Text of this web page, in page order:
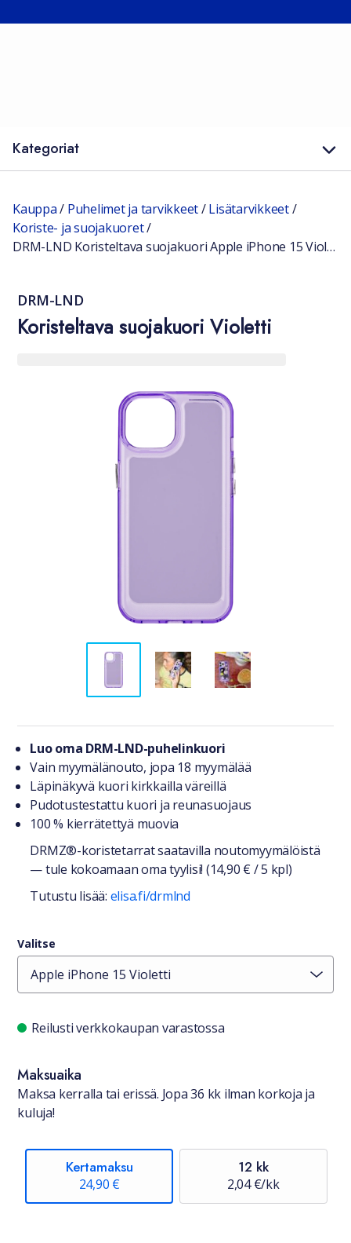
Kategoriat
Kauppa/ Puhelimet ja tarvikkeet/Lisätarvikkeet/
Koriste- ja suojakuoret/
DRM-LND Koristeltava suojakuori Apple iPhone 15 Violetti
DRM-LND
Koristeltava suojakuori Violetti
Tuotteesta lyhyesti
Luo oma DRM-LND-puhelinkuori
Vain myymälänouto, jopa 18 myymälää
Läpinäkyvä kuori kirkkailla väreillä
Pudotustestattu kuori ja reunasuojaus
100 % kierrätettyä muovia
DRMZ®-koristetarrat saatavilla noutomyymälöistä
— tule kokoamaan oma tyylisi! (14,90 € / 5 kpl)
Tutustu lisää: elisa.fi/drmlnd
Valitse
Saatavuustiedot
Reilusti verkkokaupan varastossa
Maksuaika
Maksa kerralla tai erissä. Jopa 36 kk ilman korkoja ja
kuluja!
Kertamaksu
24,90 €
12 kk
2,04 €/kk